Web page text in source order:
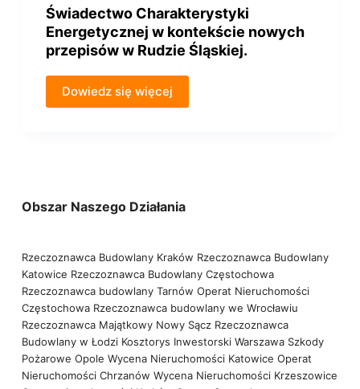
Świadectwo Charakterystyki
Energetycznej w kontekście nowych
przepisów w Rudzie Śląskiej.
Dowiedz się więcej
Obszar Naszego Działania
Rzeczoznawca Budowlany Kraków Rzeczoznawca Budowlany
Katowice Rzeczoznawca Budowlany Częstochowa
Rzeczoznawca budowlany Tarnów Operat Nieruchomości
Częstochowa Rzeczoznawca budowlany we Wrocławiu
Rzeczoznawca Majątkowy Nowy Sącz Rzeczoznawca
Budowlany w Łodzi Kosztorys Inwestorski Warszawa Szkody
Pożarowe Opole Wycena Nieruchomości Katowice Operat
Nieruchomości Chrzanów Wycena Nieruchomości Krzeszowice